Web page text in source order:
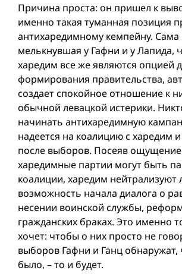
Причина проста: он пришел к
именно такая туманная позиция
антихаредимному кемпейну. Сама
мелькнувшая у Гафни и у Лапида,
харедим все же являются опцией
формирования правительства,
создает спокойное отношение к
обычной левацкой истерики.
начинать антихаредимную
надеется на коалицию с харедим
после выборов. Посеяв
харедимные партии могут быть
коалиции, харедим
возможность начала диалога о
несении воинской службы,
гражданских бракax. Это именно
хочет: чтобы о них просто не
выборов Гафни и Ганц обнаружат,
было, – то и будет.